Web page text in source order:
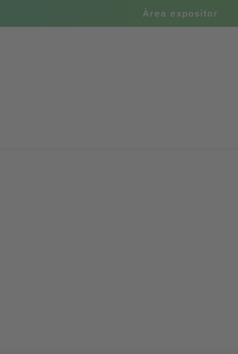
Àrea expositor